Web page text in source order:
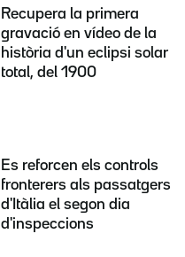
Recupera la primera
gravació en vídeo de la
història d'un eclipsi solar
total, del 1900
Es reforcen els controls
fronterers als passatgers
d'Itàlia el segon dia
d'inspeccions